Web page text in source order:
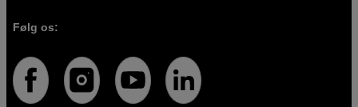
Følg os: